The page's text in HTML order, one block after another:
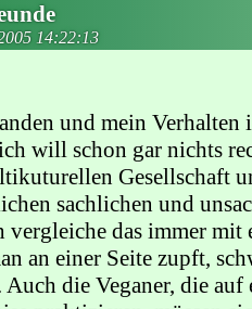
14:22:13
und mein Verhalten
will schon gar nichts
Gesellschaft
sachlichen und
vergleiche das immer mit
an einer Seite zupft,
die Veganer, die auf